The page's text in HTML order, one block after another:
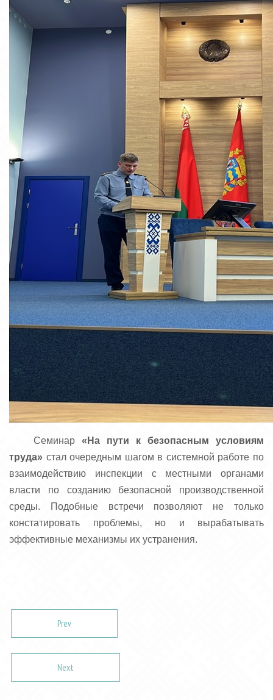
Семинар «На пути к безопасным условиям
труда» стал очередным шагом в системной работе по
взаимодействию инспекции с местными органами
власти по созданию безопасной производственной
среды. Подобные встречи позволяют не только
констатировать проблемы, но и вырабатывать
эффективные механизмы их устранения.
Prev
Next